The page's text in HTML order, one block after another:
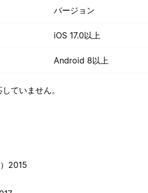
バージョン
iOS 17.0以上
Android 8以上
ていません。
2015